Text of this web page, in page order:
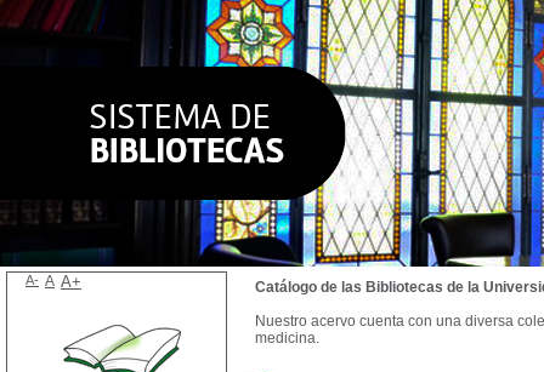
Catálogo de las Bibliotecas de la
Nuestro acervo cuenta con una diversa
medicina.
A- A A+